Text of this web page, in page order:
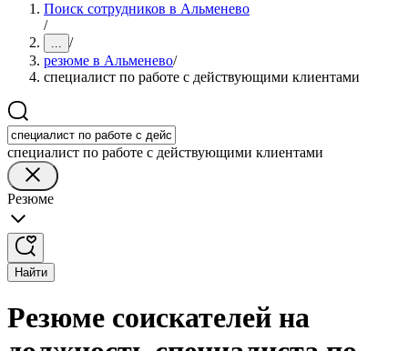
Поиск сотрудников в Альменево
/
... /
резюме в Альменево/
специалист по работе с действующими клиентами
специалист по работе с действующими клиентами
Резюме
Найти
Резюме соискателей на